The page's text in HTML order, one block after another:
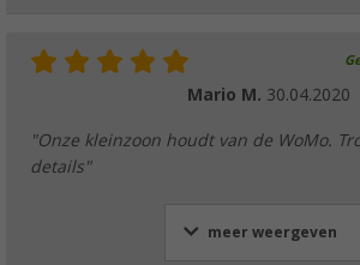
Mario M. 30.04.2020
"Onze kleinzoon houdt van de WoMo.
details"
meer weergeven